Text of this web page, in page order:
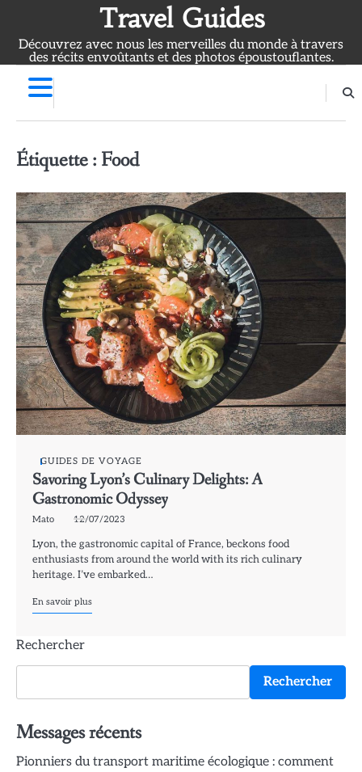
content
Travel Guides
Découvrez avec nous les merveilles du monde à travers
des récits envoûtants et des photos époustouflantes.
Étiquette : Food
GUIDES DE VOYAGE
Savoring Lyon’s Culinary Delights: A
Gastronomic Odyssey
Mato 12/07/2023
Lyon, the gastronomic capital of France, beckons food
enthusiasts from around the world with its rich culinary
heritage. I’ve embarked…
En savoir plus
Rechercher
Rechercher
Messages récents
Pionniers du transport maritime écologique : comment